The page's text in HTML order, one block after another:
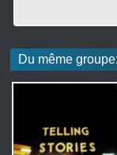
Du même groupe: